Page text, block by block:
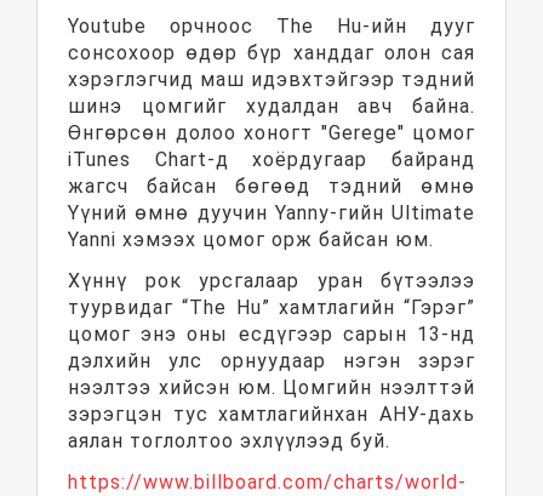
Youtube орчнооc The Hu-ийн дууг
сонсохоор өдөр бүр ханддаг олон сая
хэрэглэгчид маш идэвхтэйгээр тэдний
шинэ цомгийг худалдан авч байна.
Өнгөрсөн долоо хоногт "Gerege" цомог
iTunes Chart-д хоёрдугаар байранд
жагсч байсан бөгөөд тэдний өмнө
Үүний өмнө дуучин Yanny-гийн Ultimate
Yanni хэмээх цомог орж байсан юм.
Хүннү рок урсгалаар уран бүтээлээ
туурвидаг “The Hu” хамтлагийн “Гэрэг”
цомог энэ оны есдүгээр сарын 13-нд
дэлхийн улс орнуудаар нэгэн зэрэг
нээлтээ хийсэн юм. Цомгийн нээлттэй
зэрэгцэн тус хамтлагийнхан АНУ-дахь
аялан тоглолтоо эхлүүлээд буй.
https://www.billboard.com/charts/world-